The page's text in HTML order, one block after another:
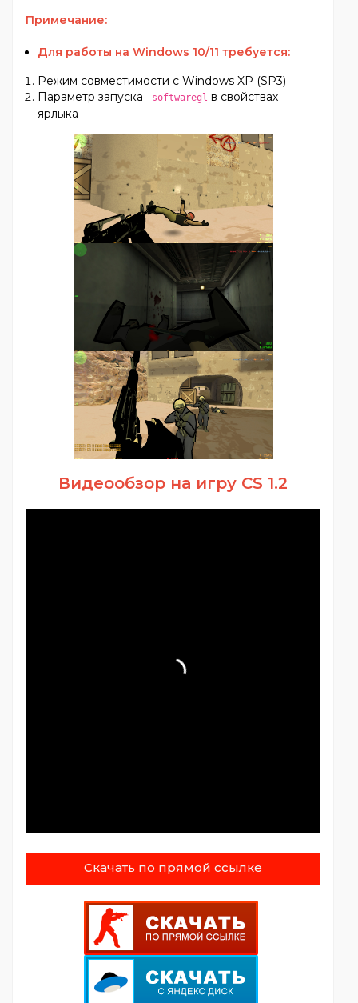
Примечание:
Для работы на Windows 10/11 требуется:
Режим совместимости с Windows XP (SP3)
Параметр запуска -softwaregl в свойствах
ярлыка
Видеообзор на игру CS 1.2
Скачать по прямой ссылке